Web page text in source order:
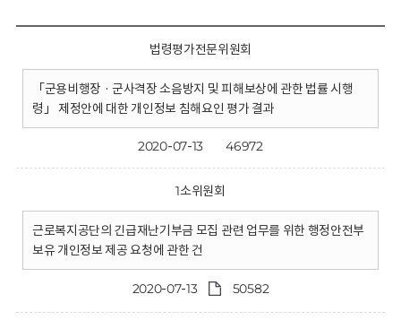
법령평가전문위원회
「군용비행장 · 군사격장 소음방지 및 피해보상에 관한 법률 시행
령」 제정안에 대한 개인정보 침해요인 평가 결과
2020-07-13 46972
1소위원회
근로복지공단의 긴급재난기부금 모집 관련 업무를 위한 행정안전부
보유 개인정보 제공 요청에 관한 건
2020-07-13 50582